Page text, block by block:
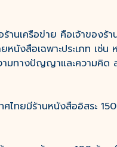
านเครือข่าย คือเจ้าของร้
นังสือเฉพาะประเภท เช่
ามทางปัญญาและความคิ
ไทยมีร้านหนังสืออิสระ